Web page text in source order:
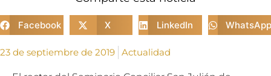
Facebook X LinkedIn WhatsApp
23 de septiembre de 2019 Actualidad